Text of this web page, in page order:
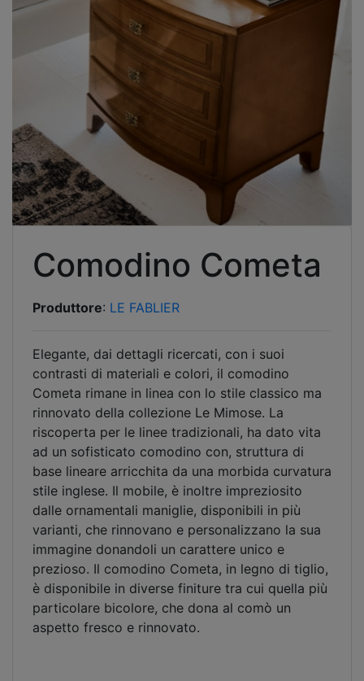
Comodino Cometa
Produttore: LE FABLIER
Elegante, dai dettagli ricercati, con i suoi
contrasti di materiali e colori, il comodino
Cometa rimane in linea con lo stile classico ma
rinnovato della collezione Le Mimose. La
riscoperta per le linee tradizionali, ha dato vita
ad un sofisticato comodino con, struttura di
base lineare arricchita da una morbida curvatura
stile inglese. Il mobile, è inoltre impreziosito
dalle ornamentali maniglie, disponibili in più
varianti, che rinnovano e personalizzano la sua
immagine donandoli un carattere unico e
prezioso. Il comodino Cometa, in legno di tiglio,
è disponibile in diverse finiture tra cui quella più
particolare bicolore, che dona al comò un
aspetto fresco e rinnovato.